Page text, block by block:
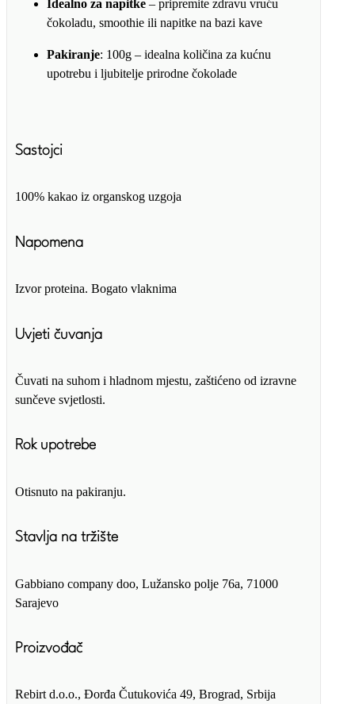
Idealno za napitke – pripremite zdravu vruću
čokoladu, smoothie ili napitke na bazi kave
Pakiranje: 100g – idealna količina za kućnu
upotrebu i ljubitelje prirodne čokolade
Sastojci
100% kakao iz organskog uzgoja
Napomena
Izvor proteina. Bogato vlaknima
Uvjeti čuvanja
Čuvati na suhom i hladnom mjestu, zaštićeno od izravne
sunčeve svjetlosti.
Rok upotrebe
Otisnuto na pakiranju.
Stavlja na tržište
Gabbiano company doo, Lužansko polje 76a, 71000
Sarajevo
Proizvođač
Rebirt d.o.o., Đorđa Čutukovića 49, Brograd, Srbija